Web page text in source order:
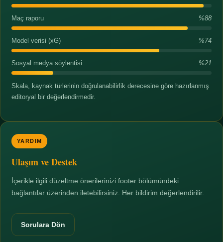
Maç raporu %88
Model verisi (xG) %74
Sosyal medya söylentisi %21
Skala, kaynak türlerinin doğrulanabilirlik derecesine göre hazırlanmış
editoryal bir değerlendirmedir.
YARDIM
Ulaşım ve Destek
İçerikle ilgili düzeltme önerilerinizi footer bölümündeki
bağlantılar üzerinden iletebilirsiniz. Her bildirim değerlendirilir.
Sorulara Dön